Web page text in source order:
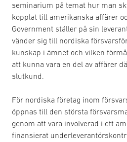
seminarium på temat hur man
kopplat till amerikanska affärer
Government ställer på sin
vänder sig till nordiska
kunskap i ämnet och vilken
att kunna vara en del av affärer
slutkund.
För nordiska företag inom
öppnas till den största
genom att vara involverad i ett
finansierat